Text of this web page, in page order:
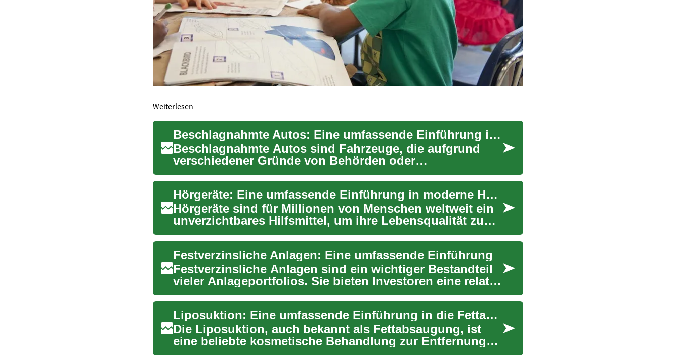
Weiterlesen
Beschlagnahmte Autos: Eine umfassende Einführung in den Markt
Beschlagnahmte Autos sind Fahrzeuge, die aufgrund
verschiedener Gründe von Behörden oder
Finanzinstituten eingezogen ...
Hörgeräte: Eine umfassende Einführung in moderne Hörtechnologie
Hörgeräte sind für Millionen von Menschen weltweit ein
unverzichtbares Hilfsmittel, um ihre Lebensqualität zu
verbess...
Festverzinsliche Anlagen: Eine umfassende Einführung
Festverzinsliche Anlagen sind ein wichtiger Bestandteil
vieler Anlageportfolios. Sie bieten Investoren eine relativ
s...
Liposuktion: Eine umfassende Einführung in die Fettabsaugung
Die Liposuktion, auch bekannt als Fettabsaugung, ist
eine beliebte kosmetische Behandlung zur Entfernung
überschüssig...